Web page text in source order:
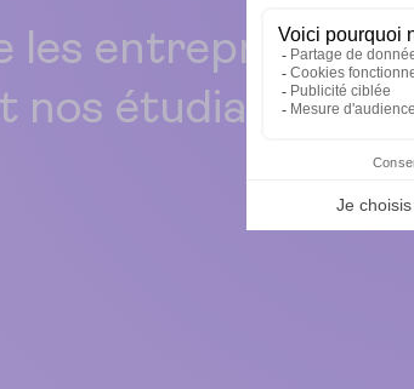
les entreprises qui
nos étudiants